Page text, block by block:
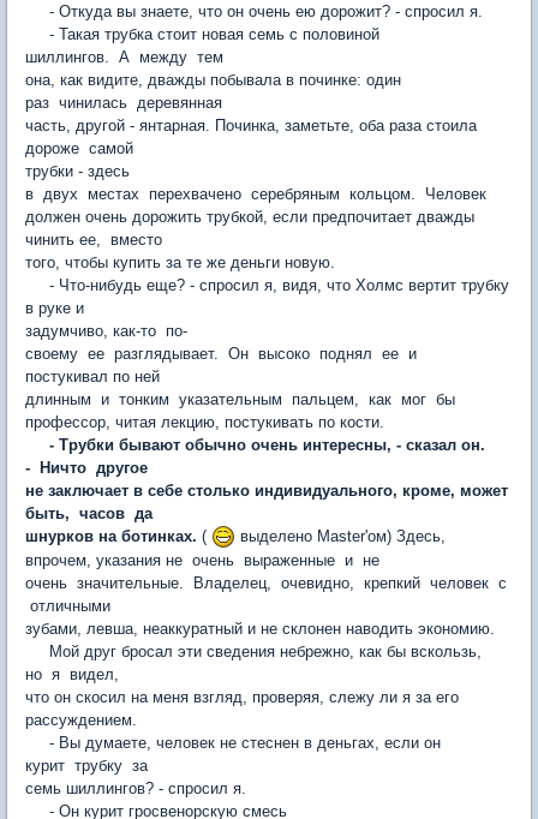
- Откуда вы знаете, что он очень ею дорожит? - спросил я.
- Такая трубка стоит новая семь с половиной
шиллингов. А между тем
она, как видите, дважды побывала в починке: один
раз чинилась деревянная
часть, другой - янтарная. Починка, заметьте, оба раза стоила
дороже самой
трубки - здесь
в двух местах перехвачено серебряным кольцом. Человек
должен очень дорожить трубкой, если предпочитает дважды
чинить ее, вместо
того, чтобы купить за те же деньги новую.
- Что-нибудь еще? - спросил я, видя, что Холмс вертит трубку
в руке и
задумчиво, как-то по-
своему ее разглядывает. Он высоко поднял ее и
постукивал по ней
длинным и тонким указательным пальцем, как мог бы
профессор, читая лекцию, постукивать по кости.
- Трубки бывают обычно очень интересны, - сказал он.
- Ничто другое
не заключает в себе столько индивидуального, кроме, может
быть, часов да
шнурков на ботинках. (
выделено Master'ом) Здесь,
впрочем, указания не очень выраженные и не
очень значительные. Владелец, очевидно, крепкий человек с
отличными
зубами, левша, неаккуратный и не склонен наводить экономию.
Мой друг бросал эти сведения небрежно, как бы вскользь,
но я видел,
что он скосил на меня взгляд, проверяя, слежу ли я за его
рассуждением.
- Вы думаете, человек не стеснен в деньгах, если он
курит трубку за
семь шиллингов? - спросил я.
- Он курит гросвенорскую смесь